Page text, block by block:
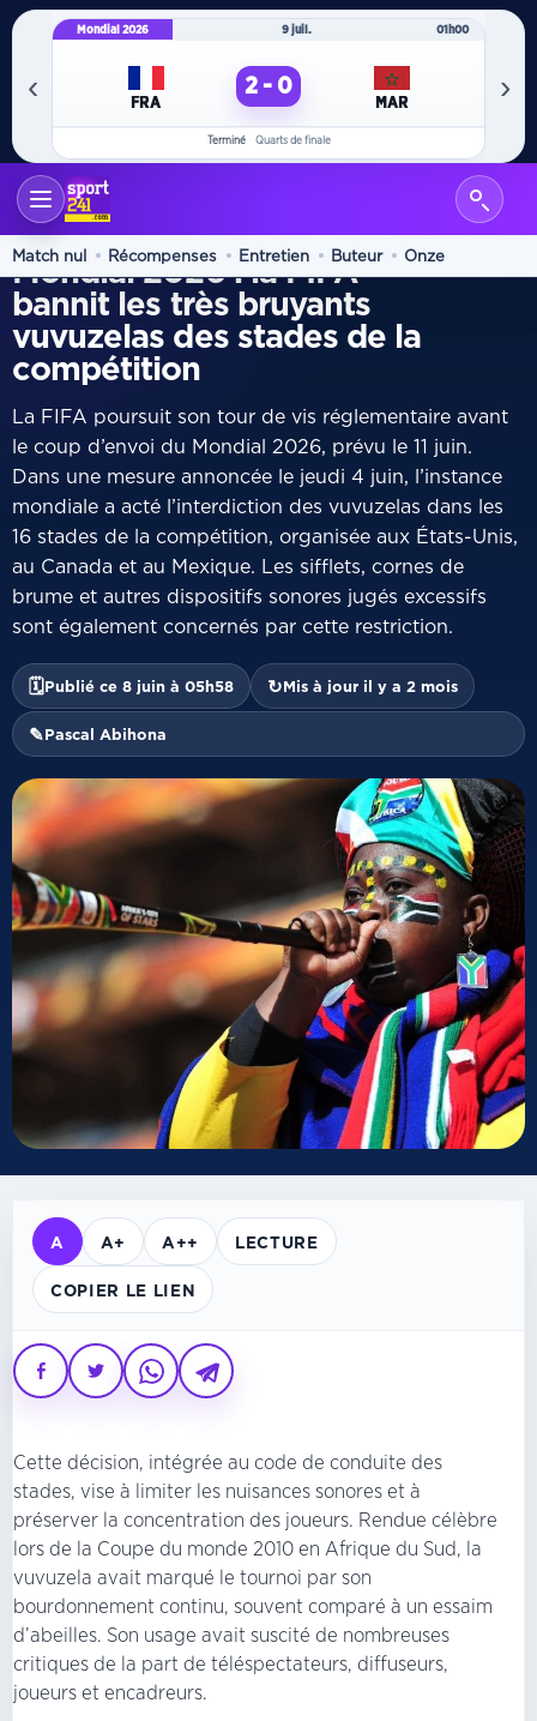
‹
Mondial 2026 9 juil. 01h00
FRA
2 - 0
MAR
Terminé Quarts de finale
›
Match nul Récompenses Entretien Buteur Onze
ACCUEIL
INTERDICTION
Mondial 2026 : la FIFA
bannit les très bruyants
vuvuzelas des stades de la
compétition
La FIFA poursuit son tour de vis réglementaire avant
le coup d’envoi du Mondial 2026, prévu le 11 juin.
Dans une mesure annoncée le jeudi 4 juin, l’instance
mondiale a acté l’interdiction des vuvuzelas dans les
16 stades de la compétition, organisée aux États-Unis,
au Canada et au Mexique. Les sifflets, cornes de
brume et autres dispositifs sonores jugés excessifs
sont également concernés par cette restriction.
🗓Publié ce 8 juin à 05h58 ↻Mis à jour il y a 2 mois
✎Pascal Abihona
A A+ A++ LECTURE
COPIER LE LIEN
Cette décision, intégrée au code de conduite des
stades, vise à limiter les nuisances sonores et à
préserver la concentration des joueurs. Rendue célèbre
lors de la Coupe du monde 2010 en Afrique du Sud, la
vuvuzela avait marqué le tournoi par son
bourdonnement continu, souvent comparé à un essaim
d’abeilles. Son usage avait suscité de nombreuses
critiques de la part de téléspectateurs, diffuseurs,
joueurs et encadreurs.